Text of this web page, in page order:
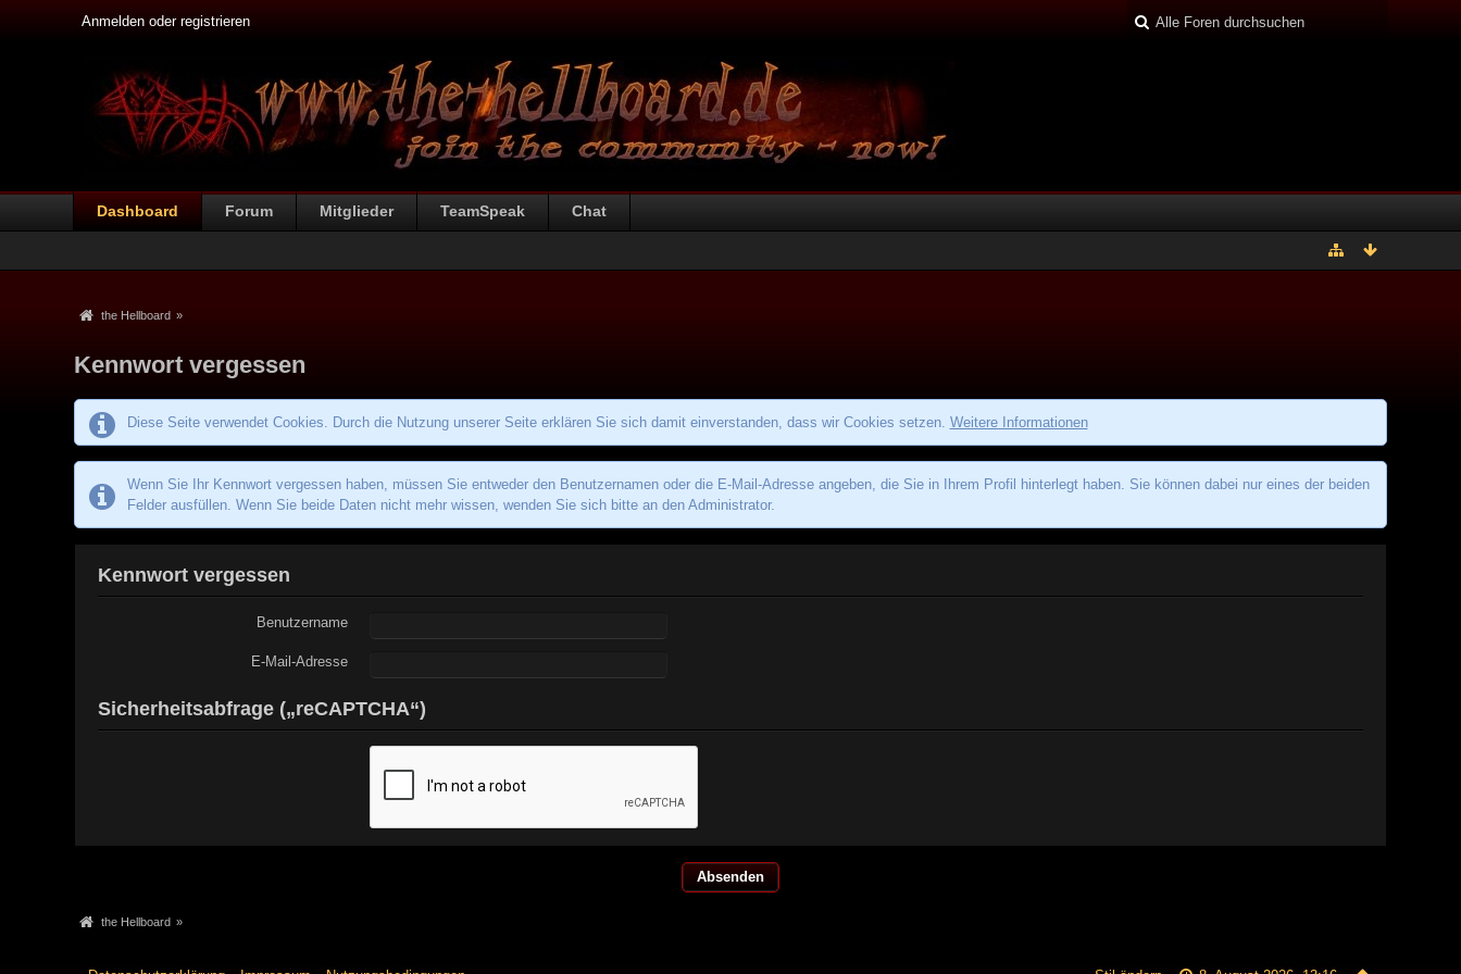
Anmelden oder registrieren
Dashboard Forum Mitglieder TeamSpeak Chat
the Hellboard »
Kennwort vergessen
Diese Seite verwendet Cookies. Durch die Nutzung unserer Seite erklären Sie sich damit einverstanden, dass wir Cookies setzen. Weitere Informationen
Wenn Sie Ihr Kennwort vergessen haben, müssen Sie entweder den Benutzernamen oder die E-Mail-Adresse angeben, die Sie in Ihrem Profil hinterlegt haben. Sie können dabei nur eines der beiden
Felder ausfüllen. Wenn Sie beide Daten nicht mehr wissen, wenden Sie sich bitte an den Administrator.
Kennwort vergessen
Benutzername
E-Mail-Adresse
Sicherheitsabfrage („reCAPTCHA“)
the Hellboard »